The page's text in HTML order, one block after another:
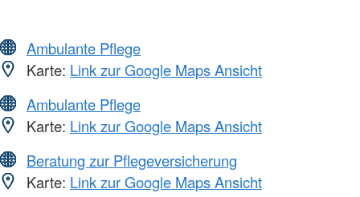
Ambulante Pflege
Karte: Link zur Google Maps Ansicht
Ambulante Pflege
Karte: Link zur Google Maps Ansicht
Beratung zur Pflegeversicherung
Karte: Link zur Google Maps Ansicht